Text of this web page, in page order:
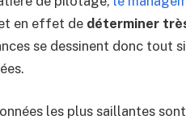
en effet de déterminer
se dessinent donc tout
les plus saillantes